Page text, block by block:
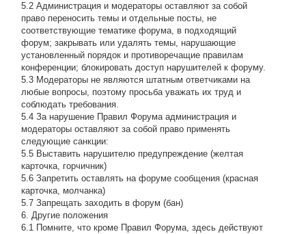
5.2 Администрация и модераторы оставляют за собой
право переносить темы и отдельные посты, не
соответствующие тематике форума, в подходящий
форум; закрывать или удалять темы, нарушающие
установленный порядок и противоречащие правилам
конференции; блокировать доступ нарушителей к форуму.
5.3 Модераторы не являются штатным ответчиками на
любые вопросы, поэтому просьба уважать их труд и
соблюдать требования.
5.4 За нарушение Правил Форума администрация и
модераторы оставляют за собой право применять
следующие санкции:
5.5 Выставить нарушителю предупреждение (желтая
карточка, горчичник)
5.6 Запретить оставлять на форуме сообщения (красная
карточка, молчанка)
5.7 Запрещать заходить в форум (бан)
6. Другие положения
6.1 Помните, что кроме Правил Форума, здесь действуют